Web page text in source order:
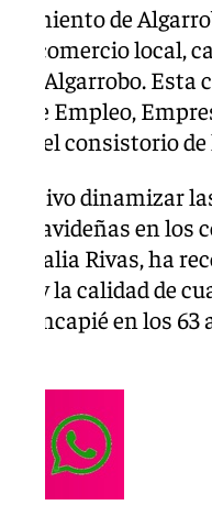
de
comercio local,
por Algarrobo.
de Empleo,
del consistorio
dinamizar
navideñas en
Natalia Rivas, ha
y la calidad de
hincapié en los